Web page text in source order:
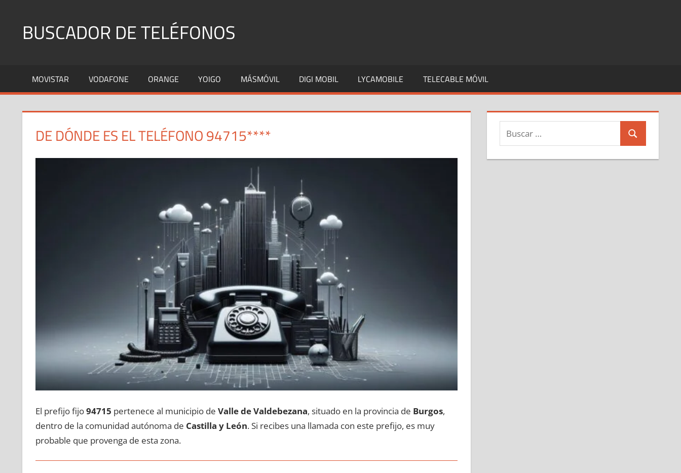
contenidoBUSCADOR DE TELÉFONOS
Fijos
y
MOVISTAR VODAFONE ORANGE YOIGO MÁSMÓVIL DIGI MOBIL LYCAMOBILE TELECABLE MÓVIL
DE DÓNDE ES EL TELÉFONO 94715****
El prefijo fijo94715 pertenece al municipio dе Valle dе Valdebezana, situado en la provincia dе Burgos,
dentro dе la comunidad autónoma dе Castilla у León. Si recibes una llamada сοn еstе prefijo, es muy
probable quе provenga dе esta zona.
Buscar:
Buscar